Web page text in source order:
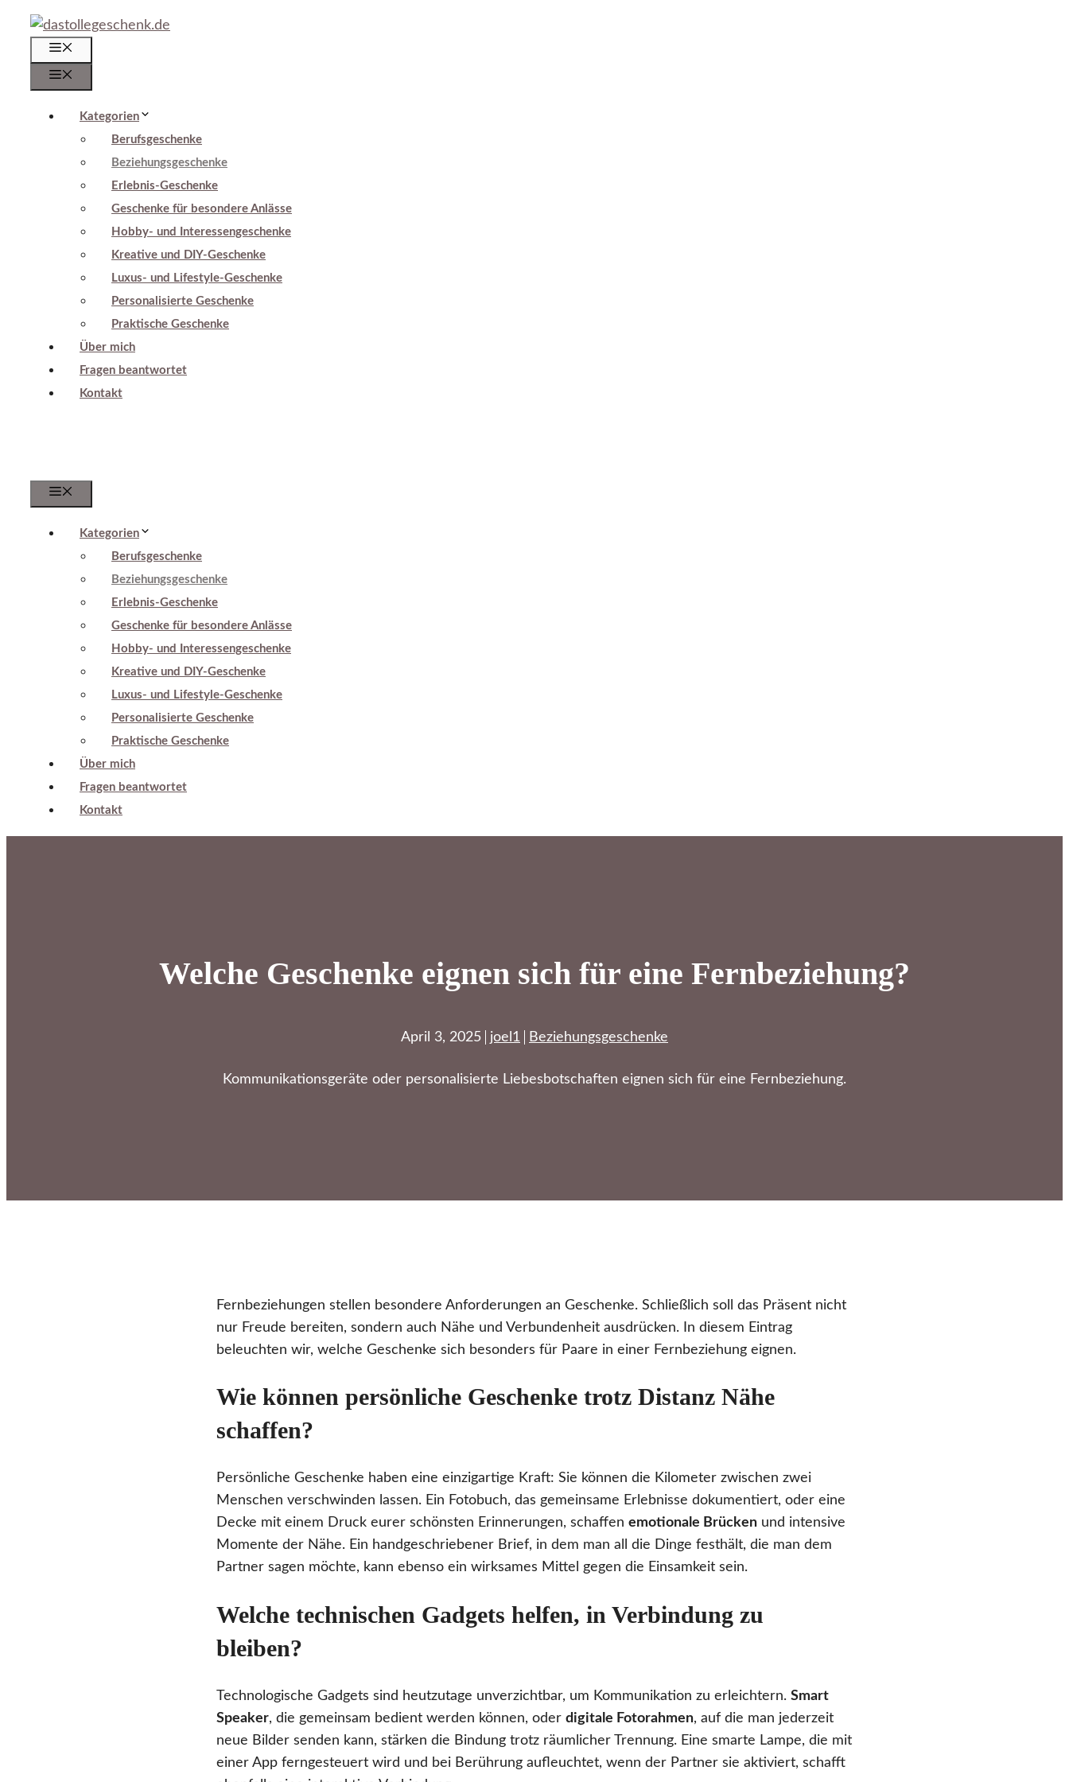
Zum
Inhalt
springen
Kategorien
Berufsgeschenke
Beziehungsgeschenke
Erlebnis-Geschenke
Geschenke für besondere Anlässe
Hobby- und Interessengeschenke
Kreative und DIY-Geschenke
Luxus- und Lifestyle-Geschenke
Personalisierte Geschenke
Praktische Geschenke
Über mich
Fragen beantwortet
Kontakt
Kategorien
Berufsgeschenke
Beziehungsgeschenke
Erlebnis-Geschenke
Geschenke für besondere Anlässe
Hobby- und Interessengeschenke
Kreative und DIY-Geschenke
Luxus- und Lifestyle-Geschenke
Personalisierte Geschenke
Praktische Geschenke
Über mich
Fragen beantwortet
Kontakt
Welche Geschenke eignen sich für eine Fernbeziehung?
April 3, 2025 joel1 Beziehungsgeschenke
Kommunikationsgeräte oder personalisierte Liebesbotschaften eignen sich für eine Fernbeziehung.
Fernbeziehungen stellen besondere Anforderungen an Geschenke. Schließlich soll das Präsent nicht
nur Freude bereiten, sondern auch Nähe und Verbundenheit ausdrücken. In diesem Eintrag
beleuchten wir, welche Geschenke sich besonders für Paare in einer Fernbeziehung eignen.
Wie können persönliche Geschenke trotz Distanz Nähe
schaffen?
Persönliche Geschenke haben eine einzigartige Kraft: Sie können die Kilometer zwischen zwei
Menschen verschwinden lassen. Ein Fotobuch, das gemeinsame Erlebnisse dokumentiert, oder eine
Decke mit einem Druck eurer schönsten Erinnerungen, schaffen emotionale Brücken und intensive
Momente der Nähe. Ein handgeschriebener Brief, in dem man all die Dinge festhält, die man dem
Partner sagen möchte, kann ebenso ein wirksames Mittel gegen die Einsamkeit sein.
Welche technischen Gadgets helfen, in Verbindung zu
bleiben?
Technologische Gadgets sind heutzutage unverzichtbar, um Kommunikation zu erleichtern. Smart
Speaker, die gemeinsam bedient werden können, oder digitale Fotorahmen, auf die man jederzeit
neue Bilder senden kann, stärken die Bindung trotz räumlicher Trennung. Eine smarte Lampe, die mit
einer App ferngesteuert wird und bei Berührung aufleuchtet, wenn der Partner sie aktiviert, schafft